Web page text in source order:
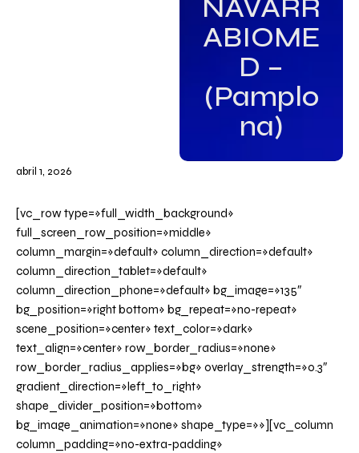
NAVARR
ABIOME
D –
(Pamplo
na)
abril 1, 2026
[vc_row type=»full_width_background»
full_screen_row_position=»middle»
column_margin=»default» column_direction=»default»
column_direction_tablet=»default»
column_direction_phone=»default» bg_image=»135″
bg_position=»right bottom» bg_repeat=»no-repeat»
scene_position=»center» text_color=»dark»
text_align=»center» row_border_radius=»none»
row_border_radius_applies=»bg» overlay_strength=»0.3″
gradient_direction=»left_to_right»
shape_divider_position=»bottom»
bg_image_animation=»none» shape_type=»»][vc_column
column_padding=»no-extra-padding»